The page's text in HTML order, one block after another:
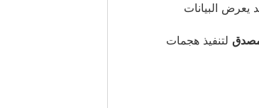
يعرض البيانات
لتنفيذ هجمات